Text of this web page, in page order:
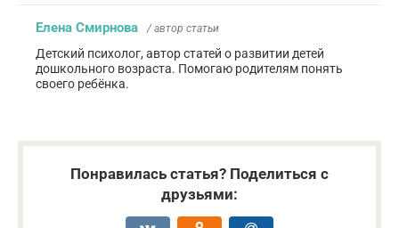
Елена Смирнова / автор статьи
Детский психолог, автор статей о развитии детей
дошкольного возраста. Помогаю родителям понять
своего ребёнка.
Понравилась статья? Поделиться с
друзьями: